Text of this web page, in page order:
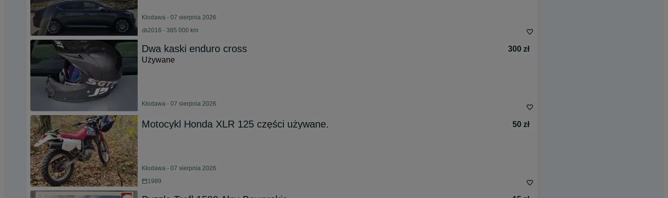
Kłodawa - 07 sierpnia 2026
2016 - 385 000 km
Dwa kaski enduro cross
300 zł
Używane
Kłodawa - 07 sierpnia 2026
Motocykl Honda XLR 125 części używane. 50 zł
Kłodawa - 07 sierpnia 2026
1989